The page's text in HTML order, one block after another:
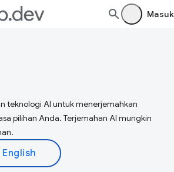
Masuk
teknologi AI untuk menerjemahkan
pilihan Anda. Terjemahan AI mungkin